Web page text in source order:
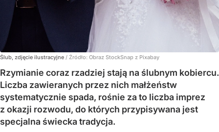
Ślub, zdjęcie ilustracyjne / Źródło: Obraz StockSnap z Pixabay
Rzymianie coraz rzadziej stają na ślubnym kobiercu.
Liczba zawieranych przez nich małżeństw
systematycznie spada, rośnie za to liczba imprez
z okazji rozwodu, do których przypisywana jest
specjalna świecka tradycja.